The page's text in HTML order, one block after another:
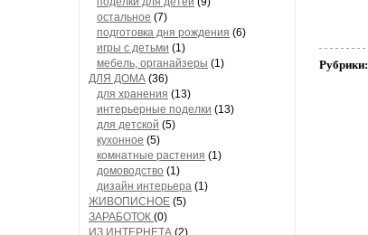
остальное (7)
подготовка дня рождения (6)
игры с детьми (1)
мебель, органайзеры (1)
ДЛЯ ДОМА (36)
для хранения (13)
интерьерные поделки (13)
для детской (5)
кухонное (5)
комнатные растения (1)
домоводство (1)
дизайн интерьера (1)
ЖИВОПИСНОЕ (5)
ЗАРАБОТОК (0)
ИЗ ИНТЕРНЕТА (2)
Рубрики: